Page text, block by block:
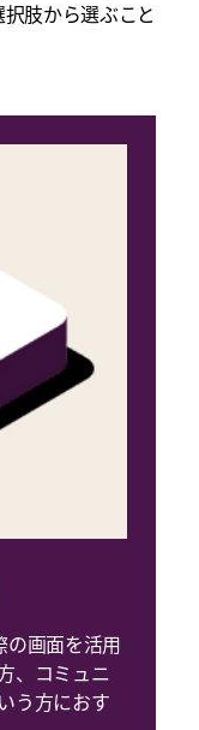
肢から選ぶこと
の画面を活用
、コミュニ
う方におす